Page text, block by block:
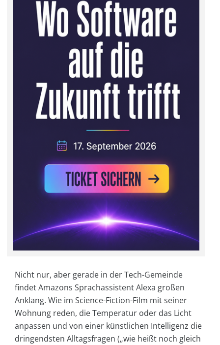
Nicht nur, aber gerade in der Tech-Gemeinde
findet Amazons Sprachassistent Alexa großen
Anklang. Wie im Science-Fiction-Film mit seiner
Wohnung reden, die Temperatur oder das Licht
anpassen und von einer künstlichen Intelligenz die
dringendsten Alltagsfragen („wie heißt noch gleich